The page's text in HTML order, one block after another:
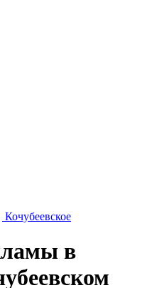
Кочубеевское
в